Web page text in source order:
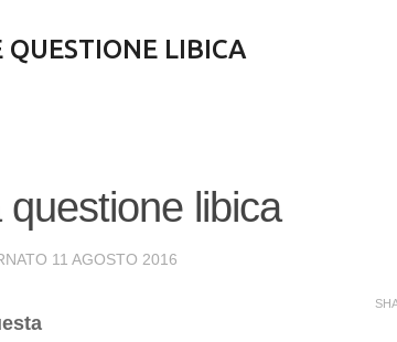
LIBICA
questione libica
11 AGOSTO 2016